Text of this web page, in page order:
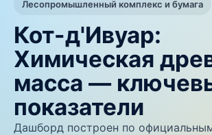
Лесопромышленный комплекс и бумага
Кот-д'Ивуар:
Химическая
масса —
показатели
Дашборд построен по